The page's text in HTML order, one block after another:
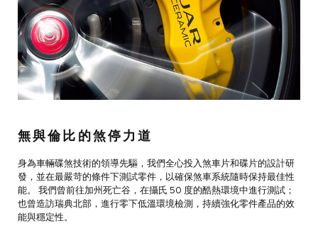
無與倫比的煞停力道
身為車輛碟煞技術的領導先驅，我們全心投入煞車片和碟片的設計研
發，並在最嚴苛的條件下測試零件，以確保煞車系統隨時保持最佳性
能。 我們曾前往加州死亡谷，在攝氏 50 度的酷熱環境中進行測試；
也曾造訪瑞典北部，進行零下低溫環境檢測，持續強化零件產品的效
能與穩定性。